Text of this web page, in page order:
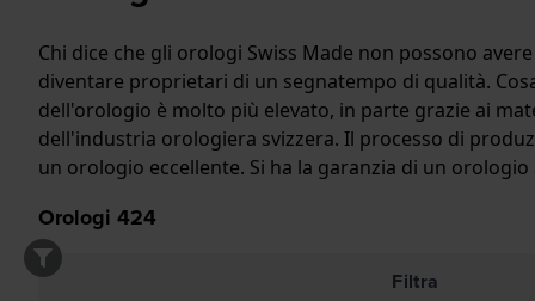
Chi dice che gli orologi Swiss Made non possono
diventare proprietari di un segnatempo di qualità.
dell'orologio è molto più elevato, in parte grazie ai
dell'industria orologiera svizzera. Il processo di
un orologio eccellente. Si ha la garanzia di un
Orologi 424
Filtra